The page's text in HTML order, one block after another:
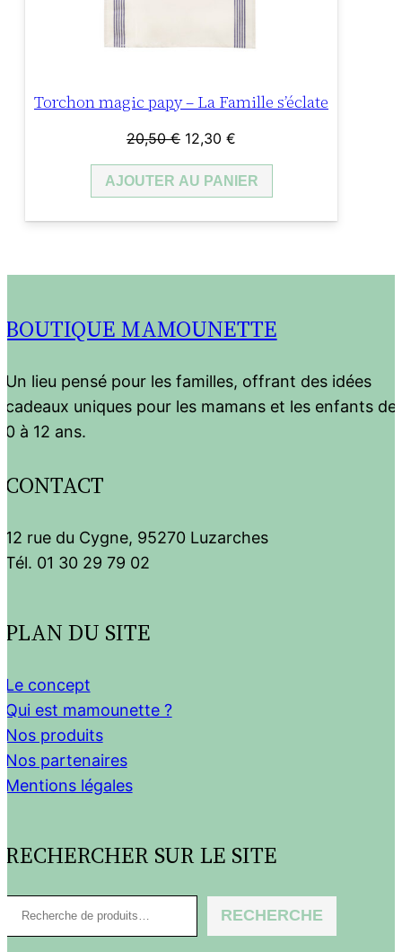
Torchon magic papy – La Famille s’éclate
20,50€ Le
initial
20,50 €.
12,30 €
actuel
12,30 €.
AJOUTER AU PANIER
BOUTIQUE MAMOUNETTE
Un lieu pensé pour les familles, offrant des idées
cadeaux uniques pour les mamans et les enfants de
0 à 12 ans.
CONTACT
12 rue du Cygne, 95270 Luzarches
Tél. 01 30 29 79 02
PLAN DU SITE
Le concept
Qui est mamounette ?
Nos produits
Nos partenaires
Mentions légales
RECHERCHER SUR LE SITE
e
RECHERCHE